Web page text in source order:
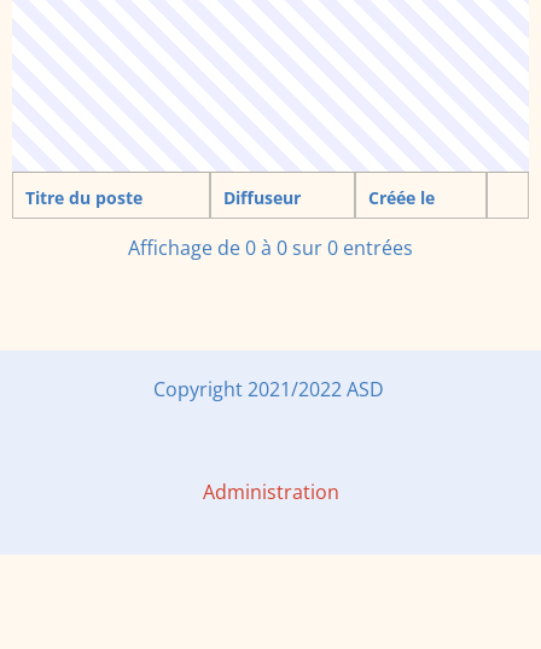
Titre du poste Diffuseur Créée le
Affichage de 0 à 0 sur 0 entrées
Copyright 2021/2022 ASD
Administration